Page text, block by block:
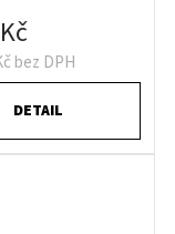
bez DPH
DETAIL